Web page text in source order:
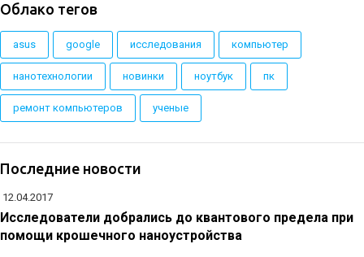
Облако тегов
asus google исследования компьютер
нанотехнологии новинки ноутбук пк
ремонт компьютеров ученые
Последние новости
12.04.2017
Исследователи добрались до квантового предела при
помощи крошечного наноустройства